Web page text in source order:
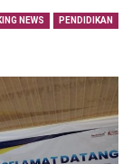
NEWS PENDIDIKAN